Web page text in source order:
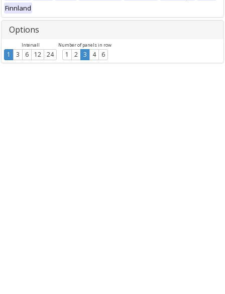
Finnland
Options
Intervall
1 3 6 12 24
Number of panels in row
1 2 3 4 6